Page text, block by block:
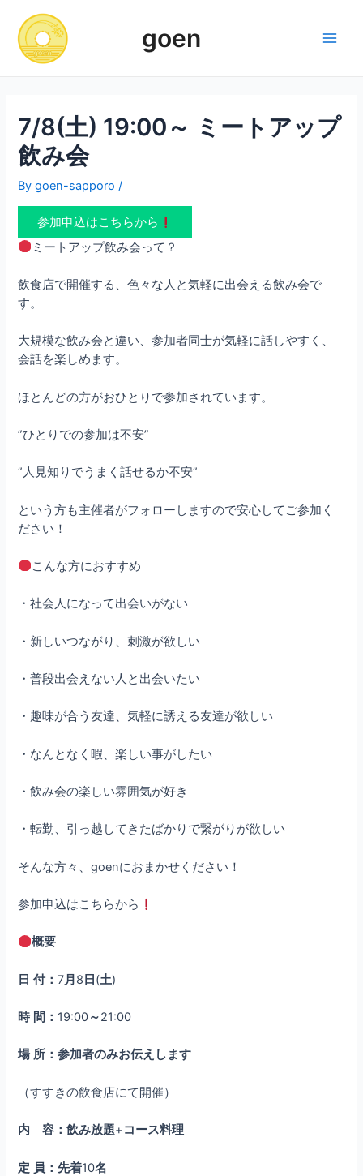
content
goen
7/8(土) 19:00～ ミートアップ
飲み会
Bygoen-sapporo/
参加申込はこちらから
ミートアップ飲み会って？
飲食店で開催する、色々な人と気軽に出会える飲み会で
す。
大規模な飲み会と違い、参加者同士が気軽に話しやすく、
会話を楽しめます。
ほとんどの方がおひとりで参加されています。
”ひとりでの参加は不安”
”人見知りでうまく話せるか不安”
という方も主催者がフォローしますので安心してご参加く
ださい！
こんな方におすすめ
・社会人になって出会いがない
・新しいつながり、刺激が欲しい
・普段出会えない人と出会いたい
・趣味が合う友達、気軽に誘える友達が欲しい
・なんとなく暇、楽しい事がしたい
・飲み会の楽しい雰囲気が好き
・転勤、引っ越してきたばかりで繋がりが欲しい
そんな方々、goenにおまかせください！
参加申込はこちらから
概要
日 付：7月 8 日 (土)
時 間： 19:00～21:00
場 所：参加者のみお伝えします
（すすきの飲食店にて開催）
内 容：飲み放題+コース料理
定 員：先着10名